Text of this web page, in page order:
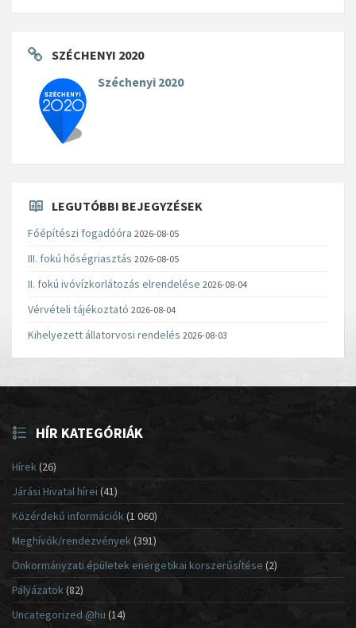
SZÉCHENYI 2020
Széchenyi 2020
LEGUTÓBBI BEJEGYZÉSEK
Főépítészi fogadóóra 2026-08-05
III. fokú hőségriasztás 2026-08-05
II. fokú ivóvízkorlátozás elrendelése 2026-08-04
Vérvételi tájékoztató 2026-08-04
Kihelyezett állatorvosi rendelés 2026-08-03
HÍR KATEGÓRIÁK
Hírek(26)
Járási Hivatal hírei (41)
Közérdekű információk(1 060)
Meghívók/rendezvények (391)
Önkormányzati épületek energetikai korszerűsítése (2)
Pályázatok (82)
Uncategorized @hu (14)